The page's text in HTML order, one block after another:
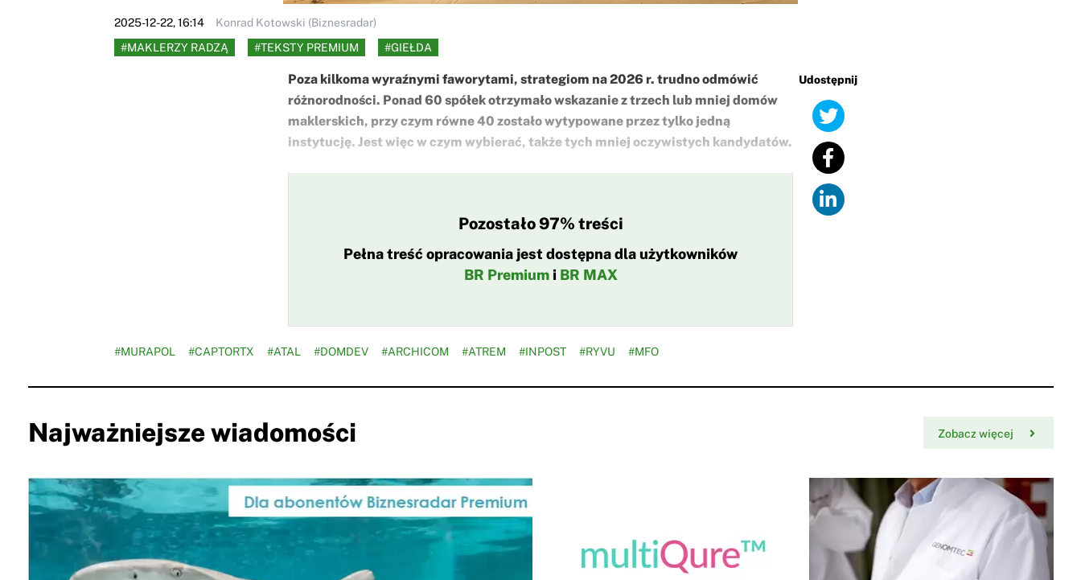
2025-12-22, 16:14
Konrad Kotowski (Biznesradar)
#MAKLERZY RADZĄ
#TEKSTY PREMIUM #GIEŁDA
Udostępnij
Poza kilkoma wyraźnymi faworytami, strategiom na 2026 r. trudno odmówić
różnorodności. Ponad 60 spółek otrzymało wskazanie z trzech lub mniej domów
maklerskich, przy czym równe 40 zostało wytypowane przez tylko jedną
instytucję. Jest więc w czym wybierać, także tych mniej oczywistych kandydatów.
Pozostało 97% treści
Pełna treść opracowania jest dostępna dla użytkowników
BR Premiumi BR MAX
#MURAPOL #CAPTORTX #ATAL #DOMDEV #ARCHICOM #ATREM #INPOST #RYVU #MFO
Najważniejsze wiadomości Zobacz więcej